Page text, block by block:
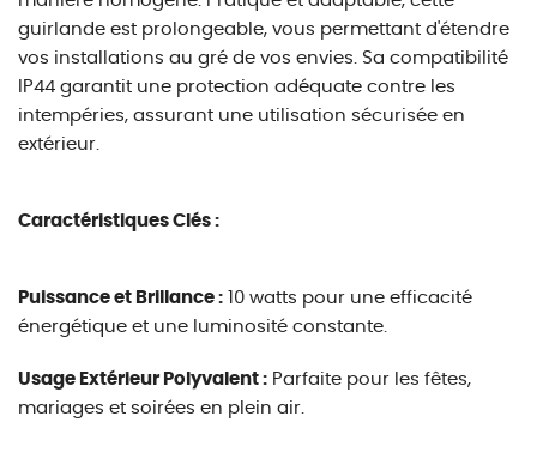
guirlande est prolongeable, vous permettant d'étendre
vos installations au gré de vos envies. Sa compatibilité
IP44 garantit une protection adéquate contre les
intempéries, assurant une utilisation sécurisée en
extérieur.
Caractéristiques Clés :
Puissance et Brillance : 10 watts pour une efficacité
énergétique et une luminosité constante.
Usage Extérieur Polyvalent : Parfaite pour les fêtes,
mariages et soirées en plein air.